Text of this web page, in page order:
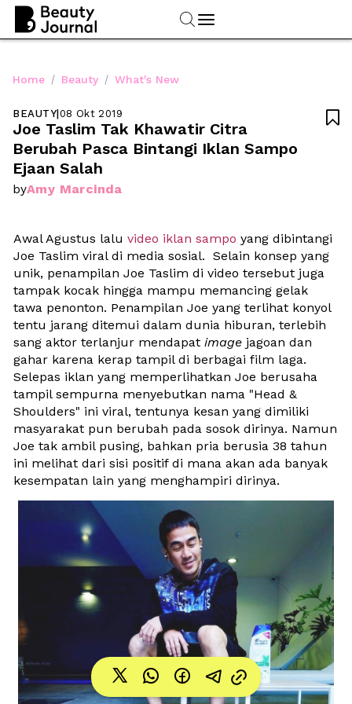
Home / Beauty / What's New
BEAUTY|08 Okt 2019
Joe Taslim Tak Khawatir Citra
Berubah Pasca Bintangi Iklan Sampo
Ejaan Salah
byAmy Marcinda

Awal Agustus lalu video iklan sampo yang dibintangi
Joe Taslim viral di media sosial.  Selain konsep yang
unik, penampilan Joe Taslim di video tersebut juga
tampak kocak hingga mampu memancing gelak
tawa penonton. Penampilan Joe yang terlihat konyol
tentu jarang ditemui dalam dunia hiburan, terlebih
sang aktor terlanjur mendapat image jagoan dan
gahar karena kerap tampil di berbagai film laga.
Selepas iklan yang memperlihatkan Joe berusaha
tampil sempurna menyebutkan nama "Head &
Shoulders" ini viral, tentunya kesan yang dimiliki
masyarakat pun berubah pada sosok dirinya. Namun
Joe tak ambil pusing, bahkan pria berusia 38 tahun
ini melihat dari sisi positif di mana akan ada banyak
kesempatan lain yang menghampiri dirinya.